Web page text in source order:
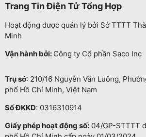
Trang Tin Điện Tử Tổng Hợp
Hoạt động được quản lý bởi Sở TTTT
Minh
Vận hành bởi: Công ty Cổ phần Saco Inc
Trụ sở: 210/16 Nguyễn Văn Luông,
phố Hồ Chí Minh, Việt Nam
Số ĐKKD: 0316310914
Giấy phép hoạt động số: 04/GP-STTTT